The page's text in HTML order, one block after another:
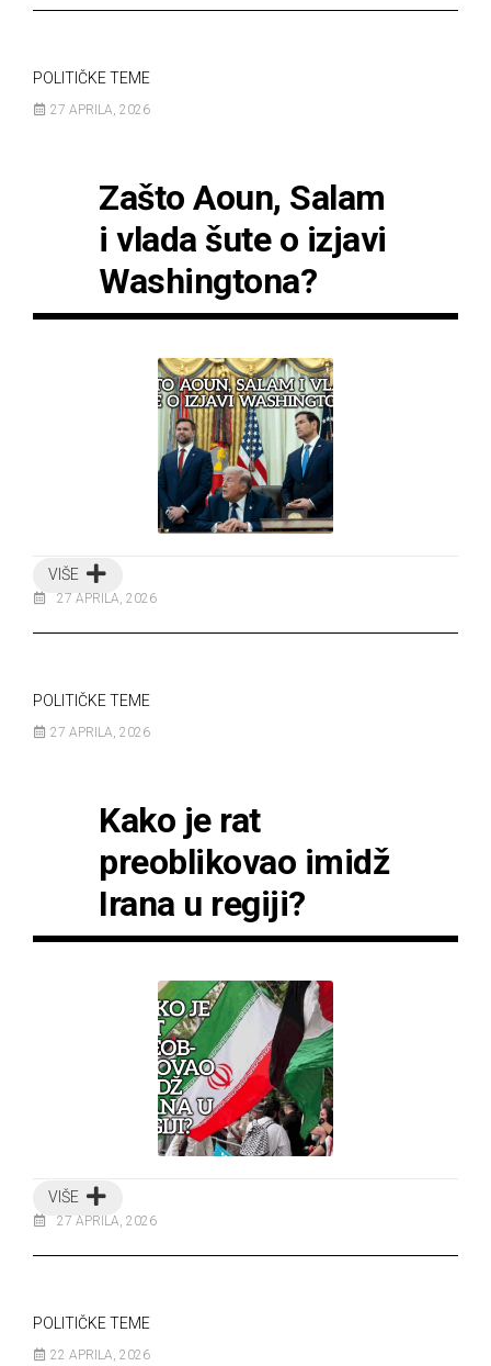
POLITIČKE TEME
27 APRILA, 2026
Zašto Aoun, Salam
i vlada šute o izjavi
Washingtona?
VIŠE
27 APRILA, 2026
POLITIČKE TEME
27 APRILA, 2026
Kako je rat
preoblikovao imidž
Irana u regiji?
VIŠE
27 APRILA, 2026
POLITIČKE TEME
22 APRILA, 2026